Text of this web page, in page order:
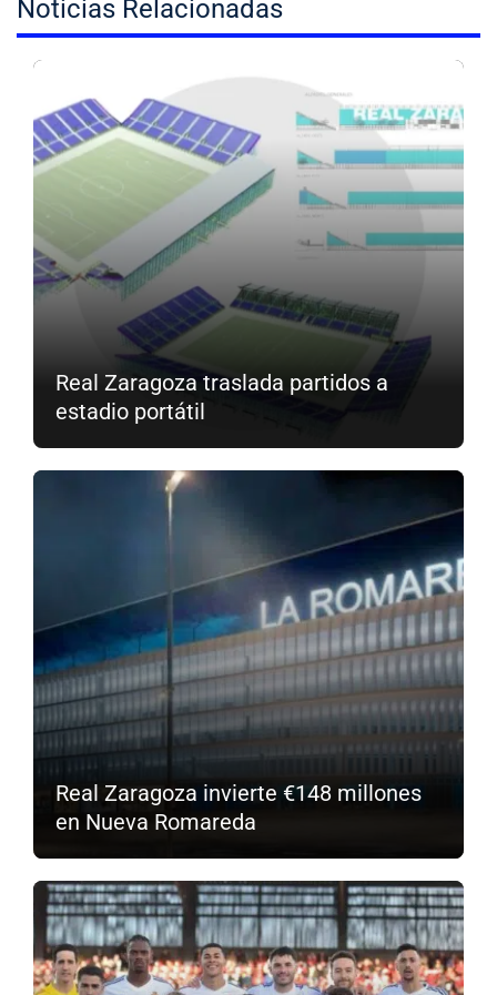
Noticias Relacionadas
Real Zaragoza traslada partidos a
estadio portátil
Real Zaragoza invierte €148 millones
en Nueva Romareda